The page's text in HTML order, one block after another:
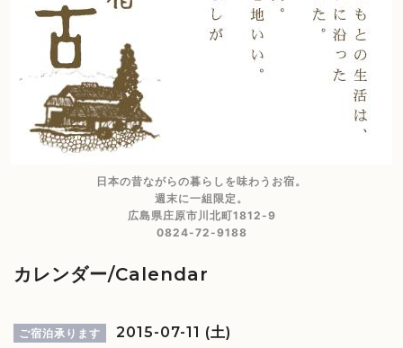
日本の昔ながらの暮らしを味わうお宿。
週末に一組限定。
広島県庄原市川北町1812-9
0824-72-9188
カレンダー/Calendar
ご宿泊承ります 2015-07-11 (土)